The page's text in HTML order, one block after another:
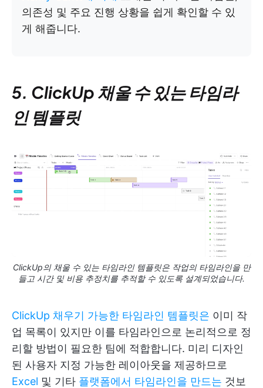
의존성 및 주요 진행 상황을 쉽게 확인할 수 있
게 해줍니다.
5. ClickUp 채울 수 있는 타임라
인 템플릿
ClickUp의 채울 수 있는 타임라인 템플릿은 작업의 타임라인을 만
들고 시간 및 비용 추정치를 추적할 수 있도록 설계되었습니다.
ClickUp 채우기 가능한 타임라인 템플릿은 이미 작
업 목록이 있지만 이를 타임라인으로 논리적으로 정
리할 방법이 필요한 팀에 적합합니다. 미리 디자인
된 사용자 지정 가능한 레이아웃을 제공하므로
Excel 및 기타 플랫폼에서 타임라인을 만드는 것보